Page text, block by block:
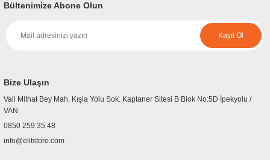
Görüş ve önerileriniz için teşekkür ederiz.
Ürün resmi kalitesiz, bozuk veya görüntülenemiyor.
Bültenimize Abone Olun
Kayıt Ol
Bize Ulaşın
Vali Mithat Bey Mah. Kışla Yolu Sok. Kaptaner Sitesi B Blok No:5D İpekyolu /
VAN
0850 259 35 48
info@elitstore.com